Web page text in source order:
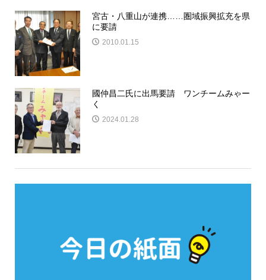
宮古・八重山が連携……圏域振興拡充を県
に要請
2010.01.15
國仲昌二氏に出馬要請 ワンチームみゃー
く
2024.01.28